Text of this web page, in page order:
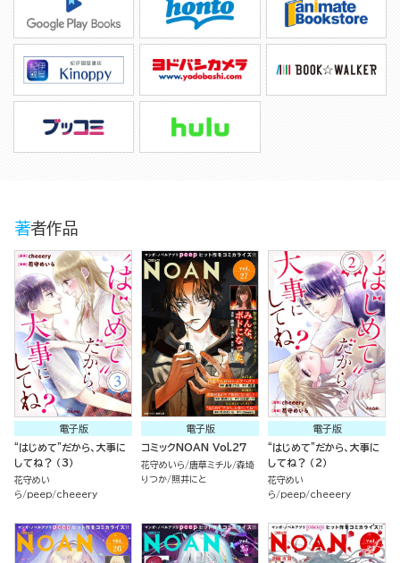
著者作品
電子版
“はじめて”だから、大事に
してね？ （3）
花守めい
ら
peep cheeery
電子版
コミックNOAN Vol.27
花守めいら 唐草ミチル 森埼
りつか 照井にと
電子版
“はじめて”だから、大事に
してね？ （2）
花守めい
ら
peep cheeery